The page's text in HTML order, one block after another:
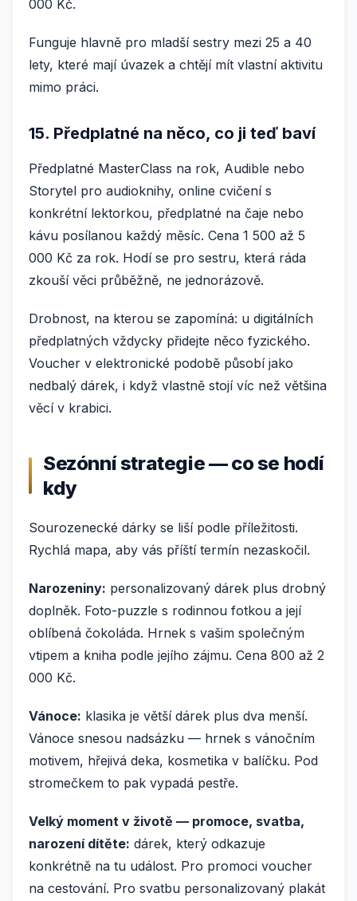
000 Kč.
Funguje hlavně pro mladší sestry mezi 25 a 40
lety, které mají úvazek a chtějí mít vlastní aktivitu
mimo práci.
15. Předplatné na něco, co ji teď baví
Předplatné MasterClass na rok, Audible nebo
Storytel pro audioknihy, online cvičení s
konkrétní lektorkou, předplatné na čaje nebo
kávu posílanou každý měsíc. Cena 1 500 až 5
000 Kč za rok. Hodí se pro sestru, která ráda
zkouší věci průběžně, ne jednorázově.
Drobnost, na kterou se zapomíná: u digitálních
předplatných vždycky přidejte něco fyzického.
Voucher v elektronické podobě působí jako
nedbalý dárek, i když vlastně stojí víc než většina
věcí v krabici.
Sezónní strategie — co se hodí
kdy
Sourozenecké dárky se liší podle příležitosti.
Rychlá mapa, aby vás příští termín nezaskočil.
Narozeniny: personalizovaný dárek plus drobný
doplněk. Foto-puzzle s rodinnou fotkou a její
oblíbená čokoláda. Hrnek s vašim společným
vtipem a kniha podle jejího zájmu. Cena 800 až 2
000 Kč.
Vánoce: klasika je větší dárek plus dva menší.
Vánoce snesou nadsázku — hrnek s vánočním
motivem, hřejivá deka, kosmetika v balíčku. Pod
stromečkem to pak vypadá pestře.
Velký moment v životě — promoce, svatba,
narození dítěte: dárek, který odkazuje
konkrétně na tu událost. Pro promoci voucher
na cestování. Pro svatbu personalizovaný plakát